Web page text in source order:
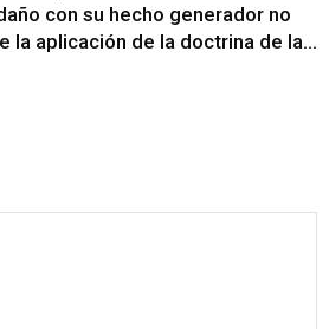
con su hecho generador no
la aplicación de la doctrina de la...